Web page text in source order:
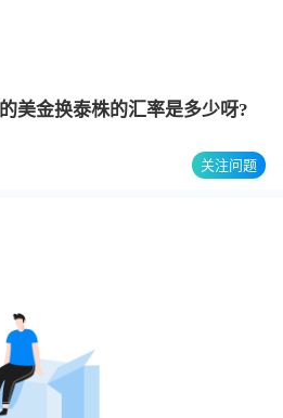
美金换泰株的汇率是多少呀?
关注问题